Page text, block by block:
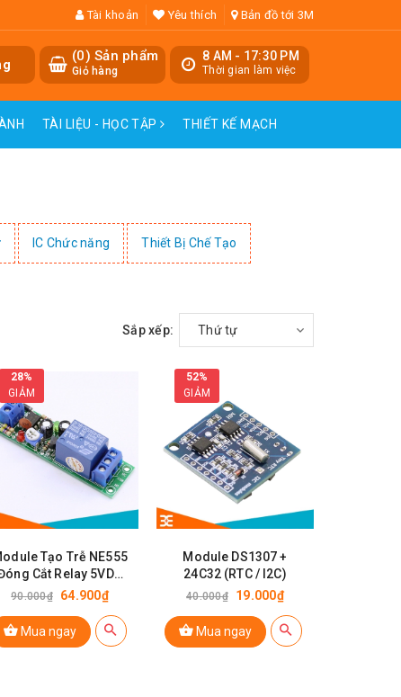
Tài khoản Yêu thích Bản đồ tới 3M
8 AM - 17:30 PM
Thời gian làm việc
(0) Sản phẩm
Giỏ hàng
TÀI LIỆU - HỌC TẬP THIẾT KẾ MẠCH
IC Chức năng Thiết Bị Chế Tạo
Sắp xếp: Thứ tự
28%
GIẢM
Tạo Trễ NE555
Cắt Relay 5VDC
Thời gian 0-60s
90.000₫ 64.900₫
Mua ngay
52%
GIẢM
Module DS1307 +
24C32 (RTC / I2C)
40.000₫ 19.000₫
Mua ngay